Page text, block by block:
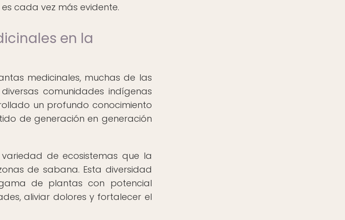
cada vez más evidente.
en la
medicinales, muchas de las
comunidades indígenas
un profundo conocimiento
de generación en generación
de ecosistemas que la
de sabana. Esta diversidad
de plantas con potencial
aliviar dolores y fortalecer el